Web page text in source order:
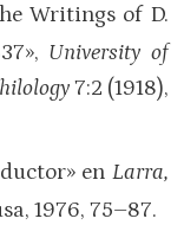
Writings of D.
University of
7:2 (1918),
en Larra,
1976, 75–87.